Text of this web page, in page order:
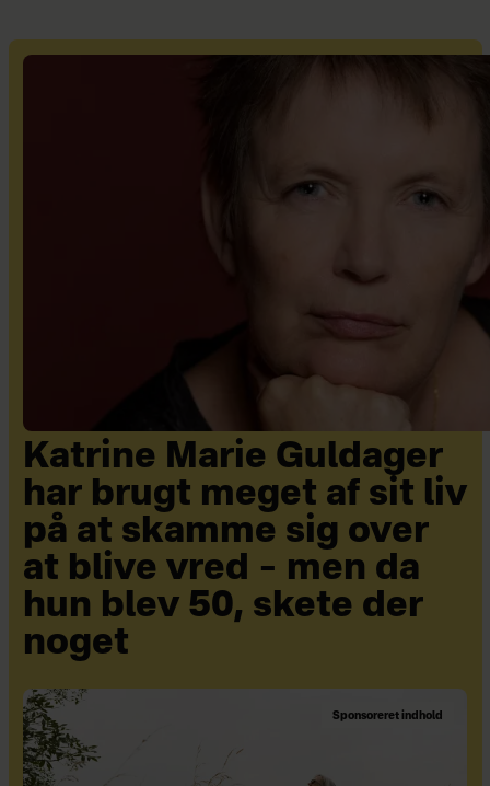
Katrine Marie Guldager
har brugt meget af sit liv
på at skamme sig over
at blive vred – men da
hun blev 50, skete der
noget
Sponsoreret indhold